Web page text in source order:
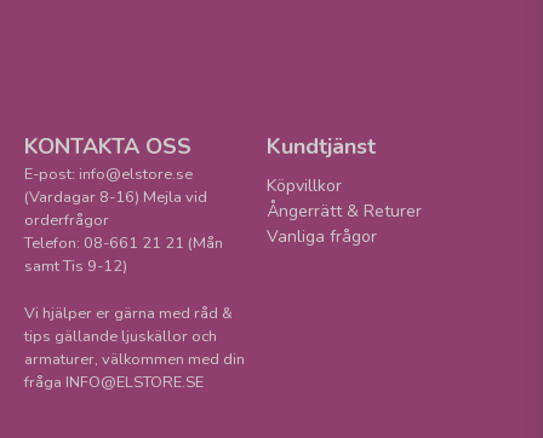
KONTAKTA OSS
E-post: info@elstore.se
(Vardagar 8-16) Mejla vid
orderfrågor
Telefon: 08-661 21 21 (Mån
samt Tis 9-12)
Vi hjälper er gärna med råd &
tips gällande ljuskällor och
armaturer, välkommen med din
fråga INFO@ELSTORE.SE
Kundtjänst
Köpvillkor
Ångerrätt & Returer
Vanliga frågor